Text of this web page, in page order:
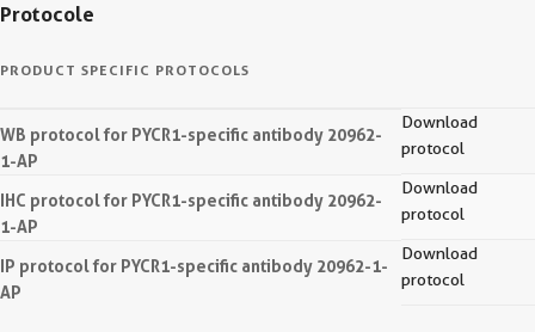
Protocole
PRODUCT SPECIFIC PROTOCOLS
WB protocol for PYCR1-specific antibody 20962-
1-AP
Download
protocol
IHC protocol for PYCR1-specific antibody 20962-
1-AP
Download
protocol
IP protocol for PYCR1-specific antibody 20962-1-
AP
Download
protocol